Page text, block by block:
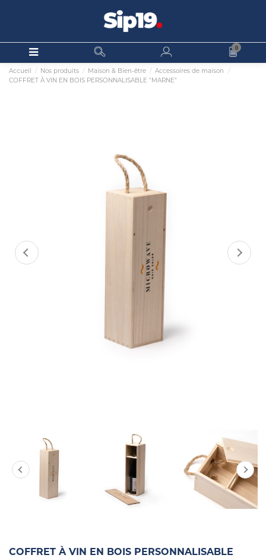
0
Accueil Nos produits Maison & Bien-être
Accessoires de maison
COFFRET À VIN EN BOIS PERSONNALISABLE "MARNE"
COFFRET À VIN EN BOIS PERSONNALISABLE